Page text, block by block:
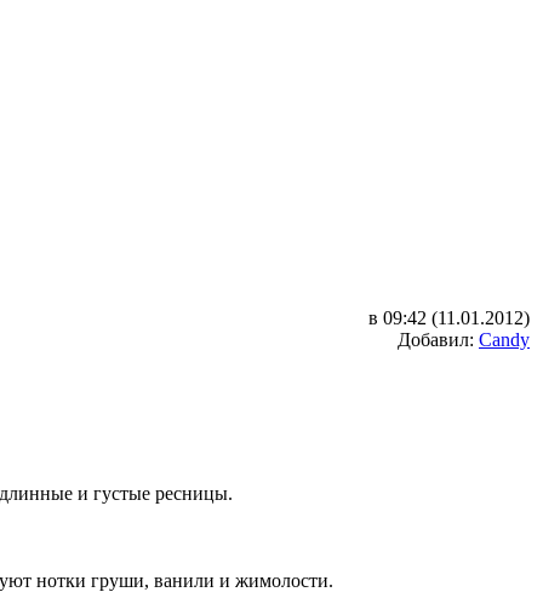
в 09:42 (11.01.2012)
Добавил: Candy
и густые ресницы.
нотки груши, ванили и жимолости.